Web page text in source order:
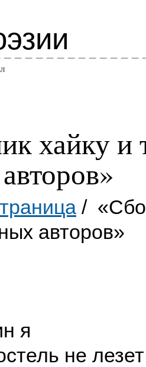
хайку и
/
авторов»
я
не лезет